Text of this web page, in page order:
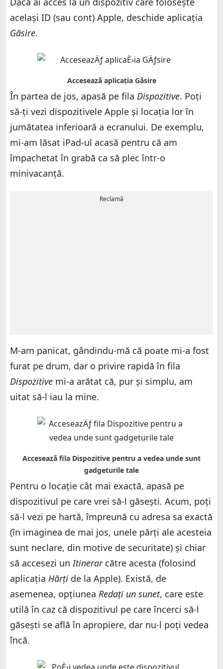
același ID (sau cont) Apple, deschide aplicația
Găsire.
În partea de jos, apasă pe fila Dispozitive. Poți
să-ți vezi dispozitivele Apple și locația lor în
jumătatea inferioară a ecranului. De exemplu,
mi-am lăsat iPad-ul acasă pentru că am
împachetat în grabă ca să plec într-o
minivacanță.
Reclamă
M-am panicat, gândindu-mă că poate mi-a fost
furat pe drum, dar o privire rapidă în fila
Dispozitive mi-a arătat că, pur și simplu, am
uitat să-l iau la mine.
Pentru o locație cât mai exactă, apasă pe
dispozitivul pe care vrei să-l găsești. Acum, poți
să-l vezi pe hartă, împreună cu adresa sa exactă
(în imaginea de mai jos, unele părți ale acesteia
sunt neclare, din motive de securitate) și chiar
să accesezi unItinerar către acesta (folosind
aplicația Hărți de la Apple). Există, de
asemenea, opțiunea Redați un sunet, care este
utilă în caz că dispozitivul pe care încerci să-l
găsești se află în apropiere, dar nu-l poți vedea
încă.